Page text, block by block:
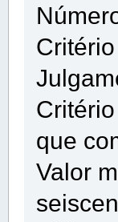
que
Valor